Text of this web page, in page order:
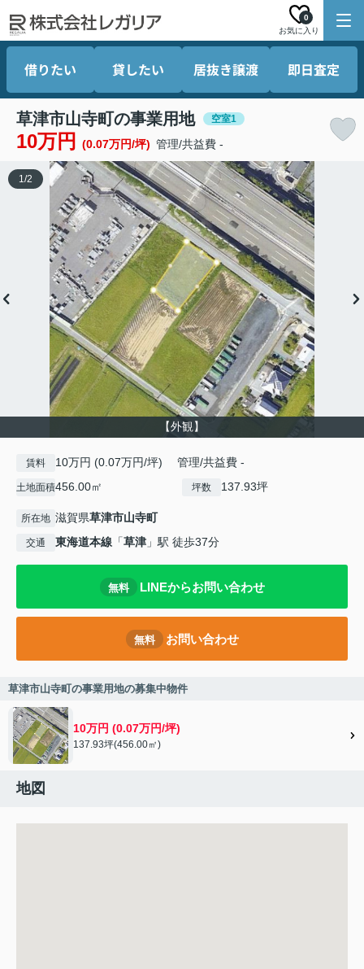
お気に入り
0
借りたい 貸したい 居抜き譲渡 即日査定
草津市山寺町の事業用地 空室1
10万円 (0.07万円/坪) 管理/共益費 -
【外観】
1 /2
賃料 10万円 (0.07万円/坪) 管理/共益費 -
土地面積456.00㎡ 坪数 137.93坪
所在地 滋賀県草津市山寺町
交通 東海道本線 「草津 」駅 徒歩37分
無料 LINEからお問い合わせ
無料 お問い合わせ
草津市山寺町の事業用地の募集中物件
10万円 (0.07万円/坪)
137.93坪(456.00㎡)
地図